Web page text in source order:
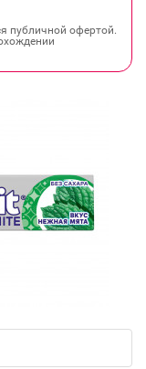
публичной офертой.